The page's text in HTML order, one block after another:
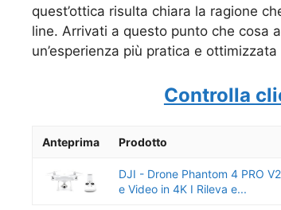
quest’ottica risulta chiara la ragione
line. Arrivati a questo punto che cosa
un’esperienza più pratica e
Controlla
Anteprima Prodotto
DJI - Drone Phantom 4 PRO
e Video in 4K I Rileva e...